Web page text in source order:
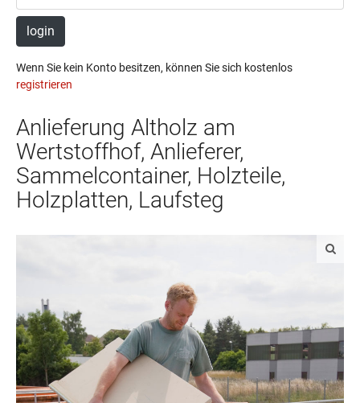
login
Wenn Sie kein Konto besitzen, können Sie sich kostenlos
registrieren
Anlieferung Altholz am
Wertstoffhof, Anlieferer,
Sammelcontainer, Holzteile,
Holzplatten, Laufsteg